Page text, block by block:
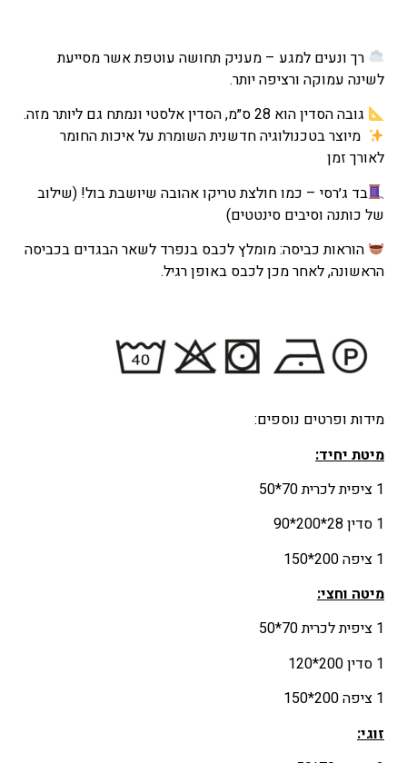
–
₪223
מחירים:
עד
רך ונעים למגע – מעניק תחושה עוטפת אשר מסייעת
לשינה עמוקה ורציפה יותר.
גובה הסדין הוא 28 ס״מ, הסדין אלסטי ונמתח גם ליותר מזה.
מיוצר בטכנולוגיה חדשנית השומרת על איכות החומר
לאורך זמן
בד ג׳רסי – כמו חולצת טריקו אהובה שיושבת בול! (שילוב
של כותנה וסיבים סינטטים)
הוראות כביסה: מומלץ לכבס בנפרד לשאר הבגדים בכביסה
הראשונה, לאחר מכן לכבס באופן רגיל.
מידות ופרטים נוספים:
מיטת יחיד:
1 ציפית לכרית 70*50
1 סדין 28*200*90
1 ציפה 200*150
מיטה וחצי:
1 ציפית לכרית 70*50
1 סדין 200*120
1 ציפה 200*150
זוגי: